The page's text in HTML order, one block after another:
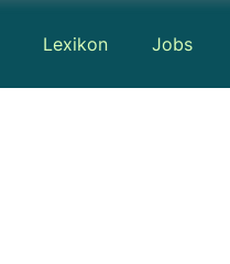
Lexikon Jobs